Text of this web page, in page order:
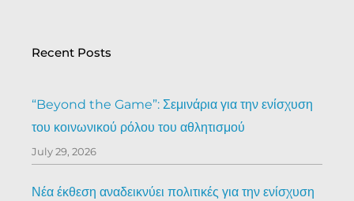
Recent Posts
“Beyond the Game”: Σεμινάρια για την ενίσχυση
του κοινωνικού ρόλου του αθλητισμού
July 29, 2026
Νέα έκθεση αναδεικνύει πολιτικές για την ενίσχυση